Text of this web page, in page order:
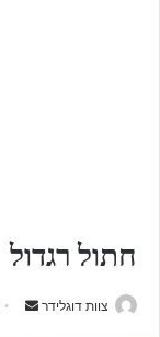
חתול רגדול
צוות דוגלידר
Send